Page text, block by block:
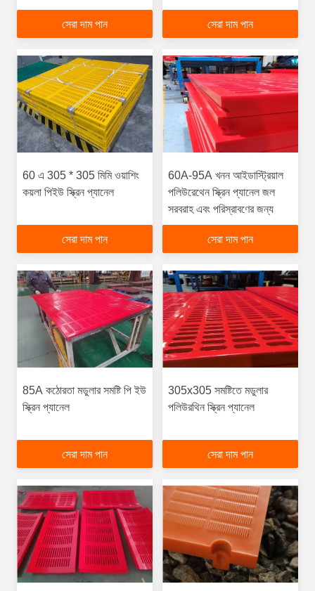
সেরা দাম পান সেরা দাম পান
60 এ 305 * 305 মিমি ওয়াশিং
কয়লা পিইউ স্ক্রিন প্যানেল
সেরা দাম পান
60A-95A খনন আইডাস্ট্রিয়াল
পলিউরেথেন স্ক্রিন প্যানেল জল
সরবরাহ এবং পরিস্রাবণের জন্য
সেরা দাম পান
85A কঠোরতা মডুলার সমষ্টি পি ইউ
স্ক্রিন প্যানেল
সেরা দাম পান
305x305 সমষ্টিতে মডুলার
পলিউরথিন স্ক্রিন প্যানেল
সেরা দাম পান